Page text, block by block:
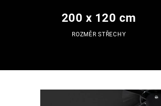
200 x 120 cm
ROZMĚR STŘECHY